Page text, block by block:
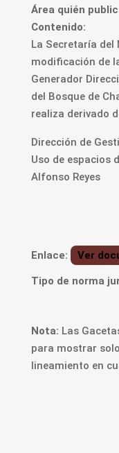
Área quién
Contenido:
La Secretaría del
modificación de
Generador
del Bosque de
realiza derivado
Dirección de
Uso de espacios
Alfonso Reyes
Enlace: Ver
Tipo de norma
Nota: Las
para mostrar
lineamiento en